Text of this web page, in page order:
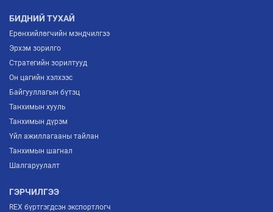
БИДНИЙ ТУХАЙ
Ерөнхийлөгчийн мэндчилгээ
Эрхэм зорилго
Стратегийн зорилтууд
Он цагийн хэлхээс
Байгууллагын бүтэц
Танхимын хууль
Танхимын дүрэм
Үйл ажиллагааны тайлан
Танхимын шагнал
Шалгаруулалт
ГЭРЧИЛГЭЭ
REX бүртгэгдсэн экспортлогч